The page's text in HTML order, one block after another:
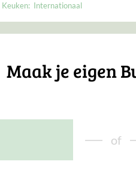
Keuken: Internationaal
Maak je eigen
of